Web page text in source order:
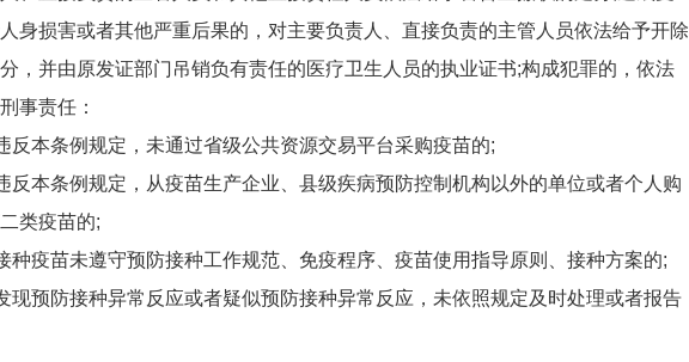
身损害或者其他严重后果的，对主要负责人、直接负责的主管人员依法给予开除
，并由原发证部门吊销负有责任的医疗卫生人员的执业证书;构成犯罪的，依法
事责任：
反本条例规定，未通过省级公共资源交易平台采购疫苗的;
反本条例规定，从疫苗生产企业、县级疾病预防控制机构以外的单位或者个人购
类疫苗的;
种疫苗未遵守预防接种工作规范、免疫程序、疫苗使用指导原则、接种方案的;
现预防接种异常反应或者疑似预防接种异常反应，未依照规定及时处理或者报告